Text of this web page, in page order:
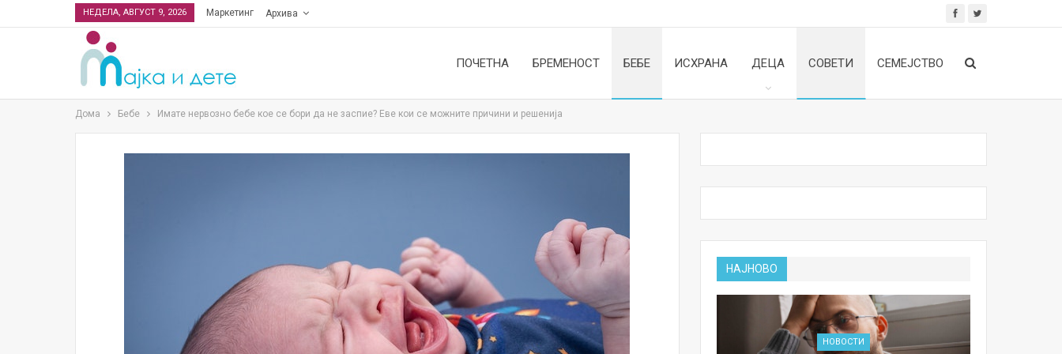
НЕДЕЛА, АВГУСТ 9, 2026 Маркетинг Архива
ПОЧЕТНА БРЕМЕНОСТ БЕБЕ ИСХРАНА ДЕЦА СОВЕТИ СЕМЕЈСТВО
Дома Бебе Имате нервозно бебе кое се бори да не заспие? Еве кои се можните причини и решенија
НАЈНОВО
НОВОСТИ